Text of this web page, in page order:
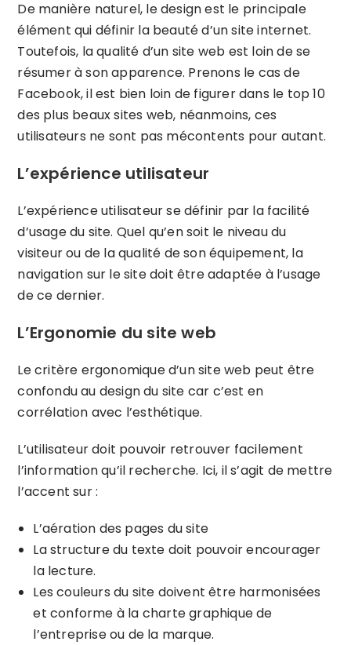
De manière naturel, le design est le principale
élément qui définir la beauté d’un site internet.
Toutefois, la qualité d’un site web est loin de se
résumer à son apparence. Prenons le cas de
Facebook, il est bien loin de figurer dans le top 10
des plus beaux sites web, néanmoins, ces
utilisateurs ne sont pas mécontents pour autant.
L’expérience utilisateur
L’expérience utilisateur se définir par la facilité
d’usage du site. Quel qu’en soit le niveau du
visiteur ou de la qualité de son équipement, la
navigation sur le site doit être adaptée à l’usage
de ce dernier.
L’Ergonomie du site web
Le critère ergonomique d’un site web peut être
confondu au design du site car c’est en
corrélation avec l’esthétique.
L’utilisateur doit pouvoir retrouver facilement
l’information qu’il recherche. Ici, il s’agit de mettre
l’accent sur :
L’aération des pages du site
La structure du texte doit pouvoir encourager
la lecture.
Les couleurs du site doivent être harmonisées
et conforme à la charte graphique de
l’entreprise ou de la marque.